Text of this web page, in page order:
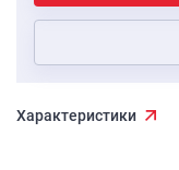
Характеристики